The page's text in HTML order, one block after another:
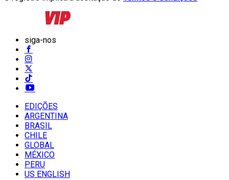
siga-nos
EDIÇÕES
ARGENTINA
BRASIL
CHILE
GLOBAL
MÉXICO
PERU
US ENGLISH